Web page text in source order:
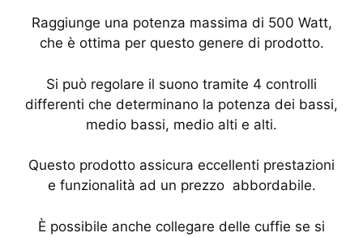
Raggiunge una potenza massima di 500 Watt,
che è ottima per questo genere di prodotto.
Si può regolare il suono tramite 4 controlli
differenti che determinano la potenza dei bassi,
medio bassi, medio alti e alti.
Questo prodotto assicura eccellenti prestazioni
e funzionalità ad un prezzo abbordabile.
È possibile anche collegare delle cuffie se si